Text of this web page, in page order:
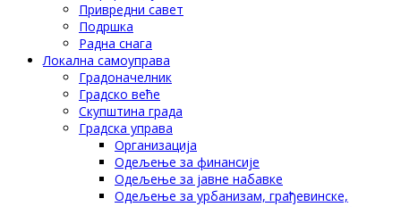
Привредни савет
Подршка
Радна снага
Локална самоуправа
Градоначелник
Градско веће
Скупштина града
Градска управа
Организација
Одељење за финансије
Одељење за јавне набавке
Одељење за урбанизам, грађевинске,